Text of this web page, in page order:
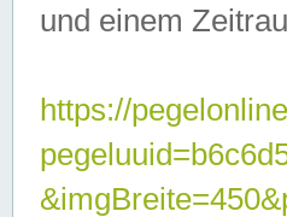
und einem
https://